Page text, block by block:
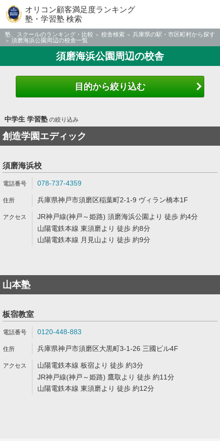
オリコン顧客満足度ランキング
塾・学習塾 検索
塾、スクールのランキング・比較 校舎検索
兵庫県の駅・市区町村から探す
須磨海浜公園周辺の校舎一覧
須磨海浜公園周辺の校舎
目的から絞り込む
中学生 学習塾の絞り込み
創造学園エディック
須磨海浜校
078-737-4359
兵庫県神戸市須磨区稲葉町2-1-9 ヴィラン橋本1F
JR神戸線(神戸～姫路) 須磨海浜公園より 徒歩 約4分
山陽電鉄本線 東須磨より 徒歩 約8分
山陽電鉄本線 月見山より 徒歩 約9分
山本塾
板宿教室
0120-448-883
兵庫県神戸市須磨区大黒町3-1-26 三國ビル4F
山陽電鉄本線 板宿より 徒歩 約3分
JR神戸線(神戸～姫路) 鷹取より 徒歩 約11分
山陽電鉄本線 東須磨より 徒歩 約12分